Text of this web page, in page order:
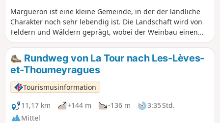
Margueron ist eine kleine Gemeinde, in der der ländliche
Charakter noch sehr lebendig ist. Die Landschaft wird von
Feldern und Wäldern geprägt, wobei der Weinbau einen
besonderen Stellenwert einnimmt. Die Wälder sind ideale
Orte, um neue Energie zu tanken, die noch erhaltene Natur
zu beobachten und dem Alltag zu entfliehen. Die
vorgeschlagene Route bietet somit abwechslungsreiche
Landschaften mit ländlichem und authentischem Charakter.
Diese Merkmale finden sich auch in der kleinen, für die
Region typischen Kirche von Margueron mit ihrem
Glockenturm wieder.
Rundweg von La Tour nach Les-Lèves-
et-Thoumeyragues
Tourismusinformation
11,17 km
+144 m -136 m
3:35 Std.
Mittel